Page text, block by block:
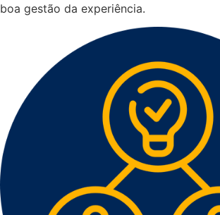
boa gestão da experiência.